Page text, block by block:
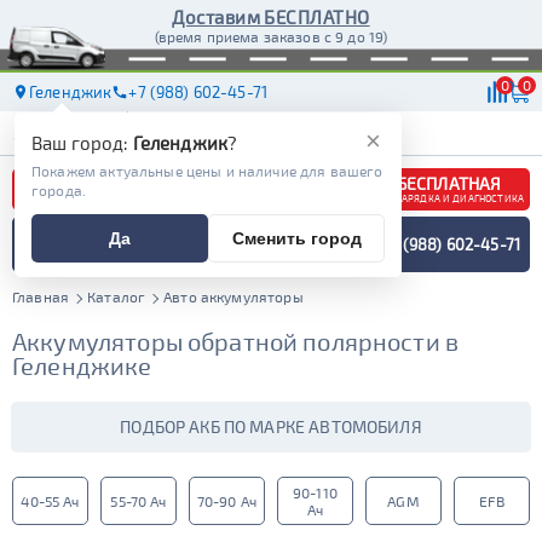
Доставим БЕСПЛАТНО
(время приема заказов с 9 до 19)
Геленджик +7 (988) 602-45-71 0 0
АКБ ДОСТАВКА
БЕСПЛАТНАЯ
ЗАРЯДКА И ДИАГНОСТИКА
ПОДБОР АККУМУЛЯТОРА
СПЕЦИАЛИСТОМ +7 (988) 602-45-71
Главная Каталог Авто аккумуляторы
Аккумуляторы обратной полярности в
Геленджике
ПОДБОР АКБ ПО МАРКЕ АВТОМОБИЛЯ
40-55 Ач 55-70 Ач 70-90 Ач
90-110
Ач
AGM EFB
×
Ваш город: Геленджик?
Покажем актуальные цены и наличие для вашего
города.
Да Сменить город